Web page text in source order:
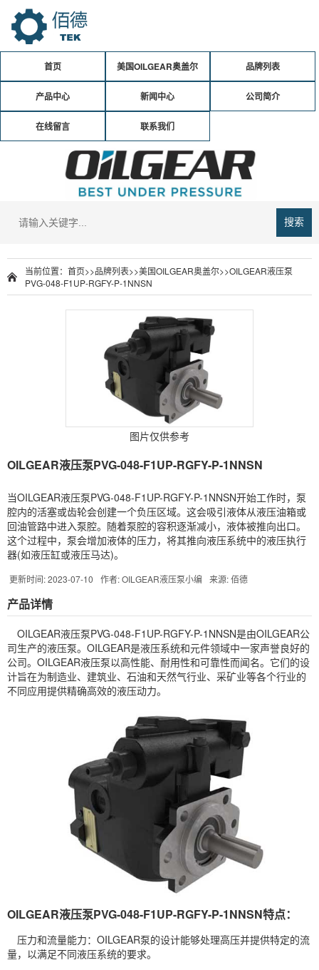
首页 美国OILGEAR奥盖尔 品牌列表
产品中心 新闻中心 公司简介
在线留言 联系我们
搜索
当前位置： 首页>>品牌列表>>美国OILGEAR奥盖尔>>OILGEAR液压泵
PVG-048-F1UP-RGFY-P-1NNSN
图片仅供参考
OILGEAR液压泵PVG-048-F1UP-RGFY-P-1NNSN
当OILGEAR液压泵PVG-048-F1UP-RGFY-P-1NNSN开始工作时，泵
腔内的活塞或齿轮会创建一个负压区域。这会吸引液体从液压油箱或
回油管路中进入泵腔。随着泵腔的容积逐渐减小，液体被推向出口。
这个过程中，泵会增加液体的压力，将其推向液压系统中的液压执行
器(如液压缸或液压马达)。
更新时间: 2023-07-10 作者: OILGEAR液压泵小编 来源: 佰德
产品详情
OILGEAR液压泵PVG-048-F1UP-RGFY-P-1NNSN是由OILGEAR公
司生产的液压泵。OILGEAR是液压系统和元件领域中一家声誉良好的
公司。OILGEAR液压泵以高性能、耐用性和可靠性而闻名。它们的设
计旨在为制造业、建筑业、石油和天然气行业、采矿业等各个行业的
不同应用提供精确高效的液压动力。
OILGEAR液压泵PVG-048-F1UP-RGFY-P-1NNSN特点：
压力和流量能力：OILGEAR泵的设计能够处理高压并提供特定的流
量，以满足不同液压系统的要求。